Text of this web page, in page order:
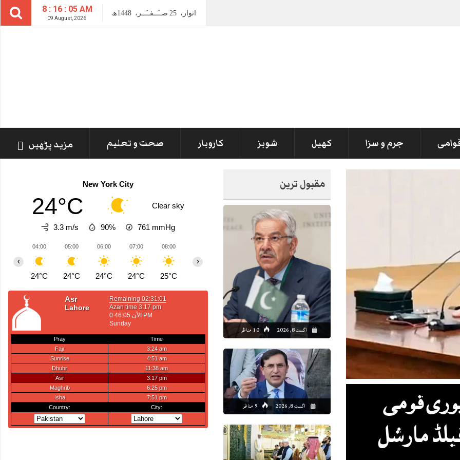
8 : 16 : 06 AM
09 August, 2026
اتوار، 25 صــَــفــَــر، 1448ھ تعزیت
جرم و سزا کھیل شوبز کاروبار صحت و تعلیم مزید پڑھیں
مقبول ترین
اگست 8, 2026 10 مناظر
اگست 8, 2026 9 مناظر
قومی
مارشل
New York City
24°C Clear sky
3.3 m/s 90% 761 mmHg
04:00
24°C
05:00
24°C
06:00
24°C
07:00
24°C
08:00
25°C 29°C
11:00
30°C
12:00
32°C 32°C 33°C 33°C
‹ ›